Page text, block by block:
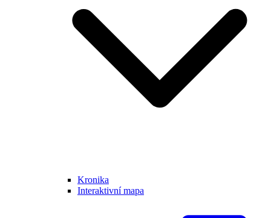
Kronika
Interaktivní mapa